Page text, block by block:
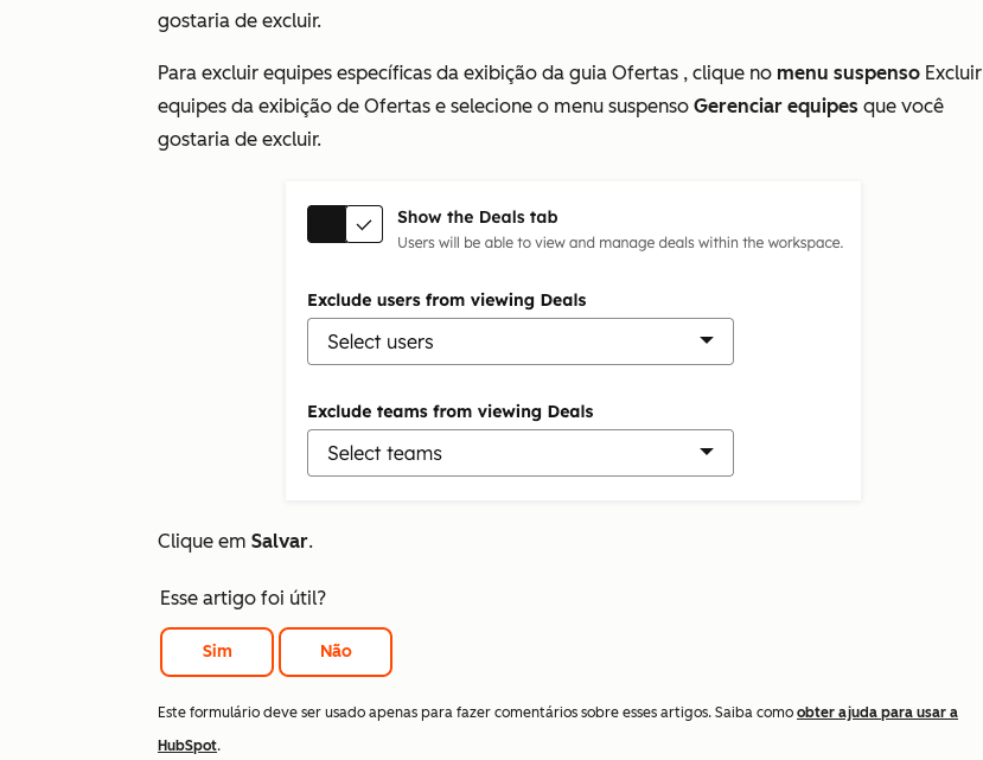
gostaria de excluir.
Para excluir equipes específicas da exibição da guia Ofertas , clique no menu suspenso Excluir
equipes da exibição de Ofertas e selecione o menu suspenso Gerenciar equipes que você
gostaria de excluir.
Clique em Salvar.
Esse artigo foi útil?
Sim Não
Este formulário deve ser usado apenas para fazer comentários sobre esses artigos. Saiba como obter ajuda para usar a
HubSpot.